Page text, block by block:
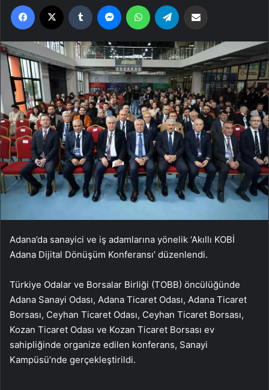
Facebook Tumblr MessengerWhatsApp
Adana’da sanayici ve iş adamlarına yönelik ‘Akıllı KOBİ
Adana Dijital Dönüşüm Konferansı’ düzenlendi.
Türkiye Odalar ve Borsalar Birliği (TOBB) öncülüğünde
Adana Sanayi Odası, Adana Ticaret Odası, Adana Ticaret
Borsası, Ceyhan Ticaret Odası, Ceyhan Ticaret Borsası,
Kozan Ticaret Odası ve Kozan Ticaret Borsası ev
sahipliğinde organize edilen konferans, Sanayi
Kampüsü’nde gerçekleştirildi.